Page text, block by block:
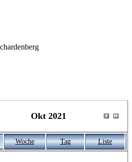
Okt 2021
Woche Tag Liste